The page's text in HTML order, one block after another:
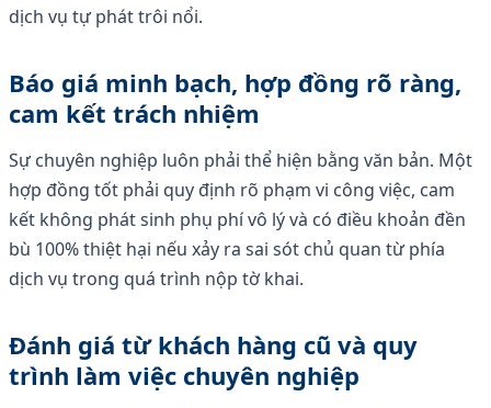
dịch vụ tự phát trôi nổi.
Báo giá minh bạch, hợp đồng rõ ràng,
cam kết trách nhiệm
Sự chuyên nghiệp luôn phải thể hiện bằng văn bản. Một
hợp đồng tốt phải quy định rõ phạm vi công việc, cam
kết không phát sinh phụ phí vô lý và có điều khoản đền
bù 100% thiệt hại nếu xảy ra sai sót chủ quan từ phía
dịch vụ trong quá trình nộp tờ khai.
Đánh giá từ khách hàng cũ và quy
trình làm việc chuyên nghiệp